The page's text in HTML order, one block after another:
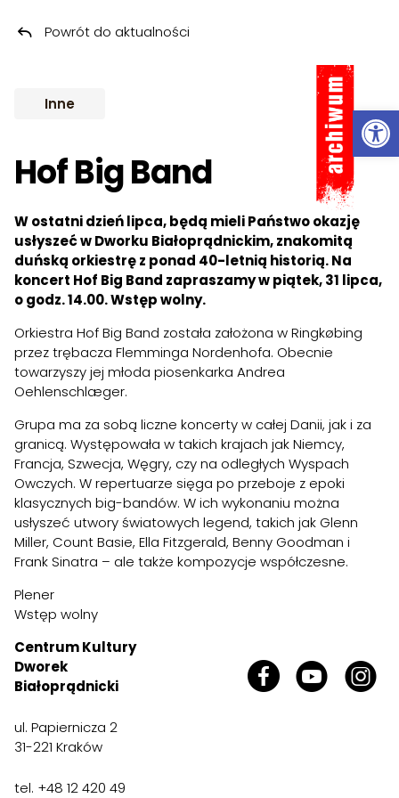
Inne
Hof Big Band
Powrót do aktualności
W ostatni dzień lipca, będą mieli Państwo okazję
usłyszeć w Dworku Białoprądnickim, znakomitą
duńską orkiestrę z ponad 40-letnią historią. Na
koncert Hof Big Band zapraszamy w piątek, 31 lipca,
o godz. 14.00. Wstęp wolny.
Orkiestra Hof Big Band została założona w Ringkøbing
przez trębacza Flemminga Nordenhofa. Obecnie
towarzyszy jej młoda piosenkarka Andrea
Oehlenschlæger.
Grupa ma za sobą liczne koncerty w całej Danii, jak i za
granicą. Występowała w takich krajach jak Niemcy,
Francja, Szwecja, Węgry, czy na odległych Wyspach
Owczych. W repertuarze sięga po przeboje z epoki
klasycznych big-bandów. W ich wykonaniu można
usłyszeć utwory światowych legend, takich jak Glenn
Miller, Count Basie, Ella Fitzgerald, Benny Goodman i
Frank Sinatra – ale także kompozycje współczesne.
Plener
Wstęp wolny
Centrum Kultury
Dworek
Białoprądnicki
ul. Papiernicza 2
31-221 Kraków
tel. +48 12 420 49